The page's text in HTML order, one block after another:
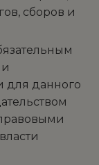
сборов и
для данного